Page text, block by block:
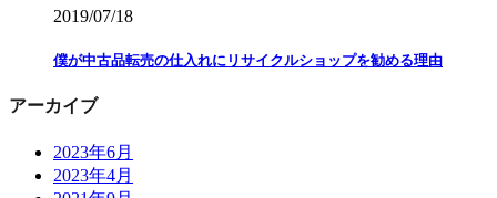
2019/07/18
僕が中古品転売の仕入れにリサイクルショップを勧める理由
アーカイブ
2023年6月
2023年4月